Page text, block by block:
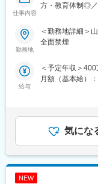
仕事内容
方・教育体制◎／
■業務内容
お客様の安全を
■教育体制
合格基準が明確
線で活躍してい
※同社の保有する
発生しません。
勤務地
＜勤務地詳細＞
全面禁煙
給与
＜予定年収＞
月額（基本給）
あくまでも目安
ります。月給(
気にな
NEW